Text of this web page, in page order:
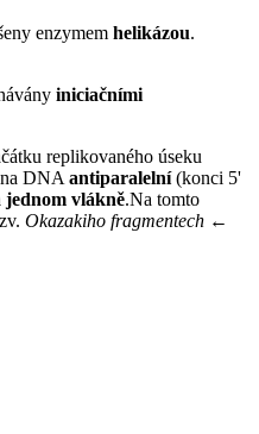
enzymem helikázou.
iniciačními
replikovaného úseku
DNA antiparalelní(konci 5'
jednom vlákně.Na tomto
Okazakiho fragmentech ←